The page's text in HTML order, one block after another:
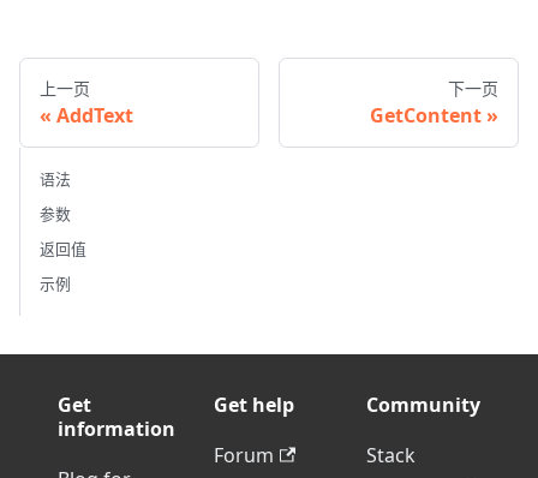
上一页
AddText
下一页
GetContent
语法
参数
返回值
示例
Get
information
Get help
Forum
Community
Stack